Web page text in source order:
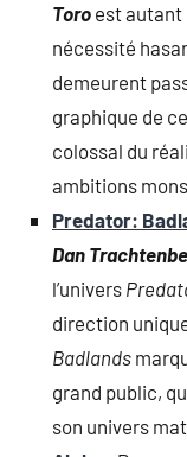
Toro est autant
nécessité
demeurent
graphique de
colossal du
ambitions
Predator:
Dan
l’univers
direction
Badlands
grand public,
son univers